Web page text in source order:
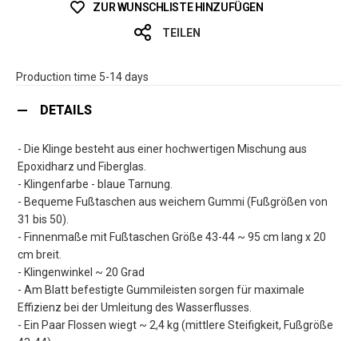
ZUR WUNSCHLISTE HINZUFÜGEN
TEILEN
Production time 5-14 days
DETAILS
- Die Klinge besteht aus einer hochwertigen Mischung aus
Epoxidharz und Fiberglas.
- Klingenfarbe - blaue Tarnung.
- Bequeme Fußtaschen aus weichem Gummi (Fußgrößen von
31 bis 50).
- Finnenmaße mit Fußtaschen Größe 43-44 ~ 95 cm lang x 20
cm breit.
- Klingenwinkel ~ 20 Grad
- Am Blatt befestigte Gummileisten sorgen für maximale
Effizienz bei der Umleitung des Wasserflusses.
- Ein Paar Flossen wiegt ~ 2,4 kg (mittlere Steifigkeit, Fußgröße